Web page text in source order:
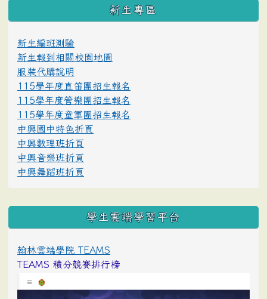
:::
新生專區
新生編班測驗
新生報到相關校園地圖
服裝代購說明
115學年度直笛團招生報名
115學年度管樂團招生報名
115學年度童軍團招生報名
中興國中特色折頁
中興數理班折頁
中興音樂班折頁
中興舞蹈班折頁
學生雲端學習平台
翰林雲端學院 TEAMS
TEAMS 積分競賽排行榜